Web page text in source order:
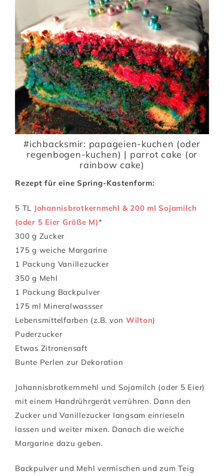
#ichbacksmir: papageien-kuchen (oder
regenbogen-kuchen) | parrot cake (or
rainbow cake)
Rezept für eine Spring-Kastenform:
5 TL Johannisbrotkernmehl & 200 ml Sojamilch
(oder 5 Eier Größe M)*
300 g Zucker
175 g weiche Margarine
1 Packung Vanillezucker
350 g Mehl
1 Packung Backpulver
175 ml Mineralwassser
Lebensmittelfarben (z.B. von Wilton)
Puderzucker
Etwas Zitronensaft
Bunte Perlen zur Dekoration
Johannisbrotkernmehl und Sojamilch (oder 5 Eier)
mit einem Handrührgerät verrühren. Dann den
Zucker und Vanillezucker langsam einrieseln
lassen und weiter mixen. Danach die weiche
Margarine dazu geben.
Backpulver und Mehl vermischen und zum Teig